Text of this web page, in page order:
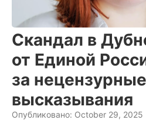
Скандал в
от Единой
за нецензурные
высказывания
Опубликовано: October 29, 2025